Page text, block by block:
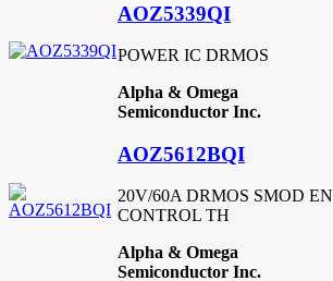
AOZ5339QI
POWER IC DRMOS
Alpha & Omega
Semiconductor Inc.
AOZ5612BQI
20V/60A DRMOS SMOD EN
CONTROL TH
Alpha & Omega
Semiconductor Inc.